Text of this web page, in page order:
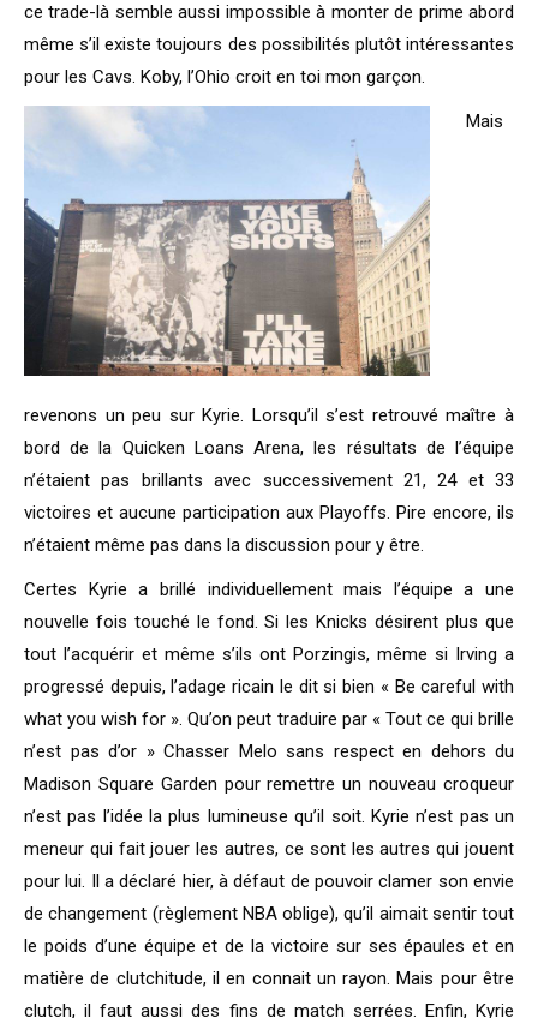
ce trade-là semble aussi impossible à monter de prime abord
même s’il existe toujours des possibilités plutôt intéressantes
pour les Cavs. Koby, l’Ohio croit en toi mon garçon.
Mais
revenons un peu sur Kyrie. Lorsqu’il s’est retrouvé maître à
bord de la Quicken Loans Arena, les résultats de l’équipe
n’étaient pas brillants avec successivement 21, 24 et 33
victoires et aucune participation aux Playoffs. Pire encore, ils
n’étaient même pas dans la discussion pour y être.
Certes Kyrie a brillé individuellement mais l’équipe a une
nouvelle fois touché le fond. Si les Knicks désirent plus que
tout l’acquérir et même s’ils ont Porzingis, même si Irving a
progressé depuis, l’adage ricain le dit si bien « Be careful with
what you wish for ». Qu’on peut traduire par « Tout ce qui brille
n’est pas d’or » Chasser Melo sans respect en dehors du
Madison Square Garden pour remettre un nouveau croqueur
n’est pas l’idée la plus lumineuse qu’il soit. Kyrie n’est pas un
meneur qui fait jouer les autres, ce sont les autres qui jouent
pour lui. Il a déclaré hier, à défaut de pouvoir clamer son envie
de changement (règlement NBA oblige), qu’il aimait sentir tout
le poids d’une équipe et de la victoire sur ses épaules et en
matière de clutchitude, il en connait un rayon. Mais pour être
clutch, il faut aussi des fins de match serrées. Enfin, Kyrie